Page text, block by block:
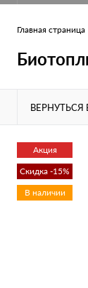
Главная страница
ВЕРНУТЬСЯ
Акция
Скидка -15%
В наличии